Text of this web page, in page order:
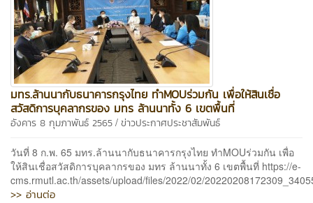
มทร.ล้านนากับธนาคารกรุงไทย ทำMOUร่วมกัน เพื่อให้สินเชื่อ
สวัสดิการบุคลากรของ มทร ล้านนาทั้ง 6 เขตพื้นที่
อังคาร 8 กุมภาพันธ์ 2565 / ข่าวประกาศประชาสัมพันธ์
วันที่ 8 ก.พ. 65 มทร.ล้านนากับธนาคารกรุงไทย ทำMOUร่วมกัน เพื่อ
ให้สินเชื่อสวัสดิการบุคลากรของ มทร ล้านนาทั้ง 6 เขตพื้นที่ https://e-
cms.rmutl.ac.th/assets/upload/files/2022/02/
>> อ่านต่อ